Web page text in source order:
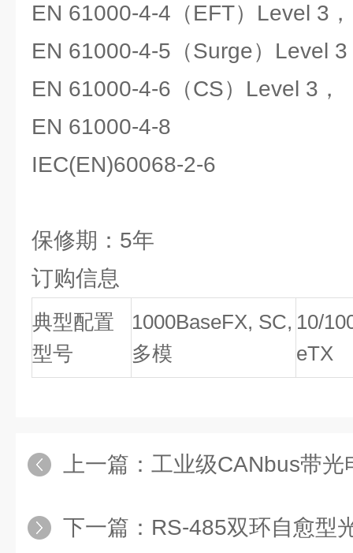
EN 61000-4-4（EFT）Level 3，
EN 61000-4-5（Surge）Level 3
EN 61000-4-6（CS）Level 3，
EN 61000-4-8
IEC(EN)60068-2-6
保修期：5年
订购信息
典型配置
型号
1000BaseFX, SC,
多模
10/
eTX
上一篇： 工业级CANbus带光
下一篇： RS-485双环自愈型